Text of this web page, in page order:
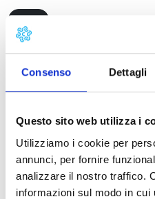
Consenso Dettagli
Questo sito web utilizza i
Utilizziamo i cookie per
annunci, per fornire
analizzare il nostro traffico.
informazioni sul modo in
Eventi
Dave Schnitter italian 4tet
Festival Jazz nell’Area
Daniele Gorgonie piano,
Organizzato dai comuni di
e dalla Fondazione Terre
ospitato nelle sedi di Villa
Medicea a Seravezza.